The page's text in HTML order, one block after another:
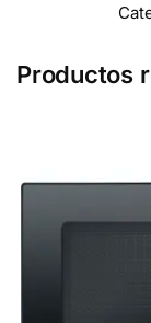
Productos